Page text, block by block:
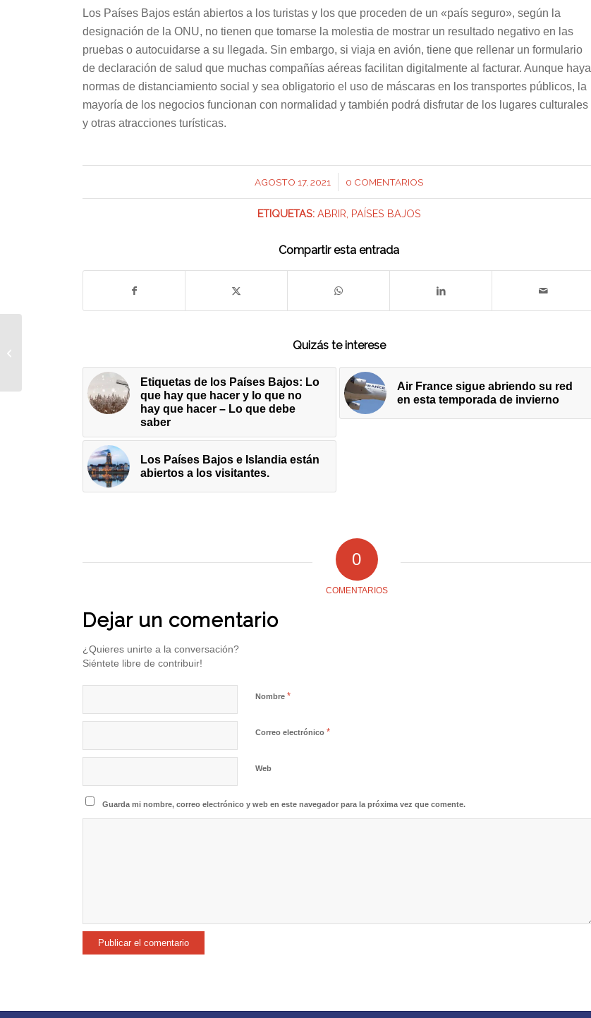
Los Países Bajos están abiertos a los turistas y los que proceden de un «país seguro», según la
designación de la ONU, no tienen que tomarse la molestia de mostrar un resultado negativo en las
pruebas o autocuidarse a su llegada. Sin embargo, si viaja en avión, tiene que rellenar un formulario
de declaración de salud que muchas compañías aéreas facilitan digitalmente al facturar. Aunque haya
normas de distanciamiento social y sea obligatorio el uso de máscaras en los transportes públicos, la
mayoría de los negocios funcionan con normalidad y también podrá disfrutar de los lugares culturales
y otras atracciones turísticas.
AGOSTO 17, 2021
/ 0 COMENTARIOS
ETIQUETAS: ABRIR PAÍSES BAJOS
Compartir esta entrada
Quizás te interese
Etiquetas de los Países Bajos: Lo
que hay que hacer y lo que no
hay que hacer – Lo que debe
saber
Air France sigue abriendo su red
en esta temporada de invierno
Los Países Bajos e Islandia están
abiertos a los visitantes.
0
COMENTARIOS
Dejar un comentario
¿Quieres unirte a la conversación?
Siéntete libre de contribuir!
Nombre*
Correo electrónico*
Web
Guarda mi nombre, correo electrónico y web en este navegador para la próxima vez que comente.